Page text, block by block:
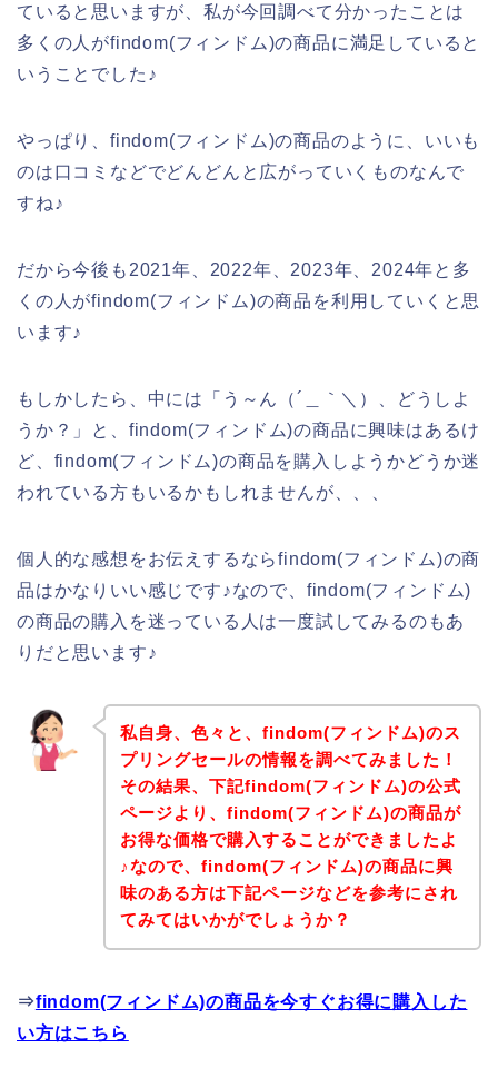
ていると思いますが、私が今回調べて分かったことは
多くの人がfindom(フィンドム)の商品に満足していると
いうことでした♪
やっぱり、findom(フィンドム)の商品のように、いいも
のは口コミなどでどんどんと広がっていくものなんで
すね♪
だから今後も2021年、2022年、2023年、2024年と多
くの人がfindom(フィンドム)の商品を利用していくと思
います♪
もしかしたら、中には「う～ん（´＿｀＼）、どうしよ
うか？」と、findom(フィンドム)の商品に興味はあるけ
ど、findom(フィンドム)の商品を購入しようかどうか迷
われている方もいるかもしれませんが、、、
個人的な感想をお伝えするならfindom(フィンドム)の商
品はかなりいい感じです♪なので、findom(フィンドム)
の商品の購入を迷っている人は一度試してみるのもあ
りだと思います♪
私自身、色々と、findom(フィンドム)のス
プリングセールの情報を調べてみました！
その結果、下記findom(フィンドム)の公式
ページより、findom(フィンドム)の商品が
お得な価格で購入することができましたよ
♪なので、findom(フィンドム)の商品に興
味のある方は下記ページなどを参考にされ
てみてはいかがでしょうか？
⇒findom(フィンドム)の商品を今すぐお得に購入した
い方はこちら